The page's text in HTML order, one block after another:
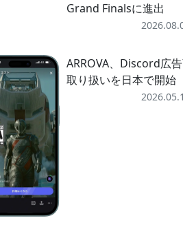
Grand Finalsに進出
ARROVA、Discord広
取り扱いを日本で開始